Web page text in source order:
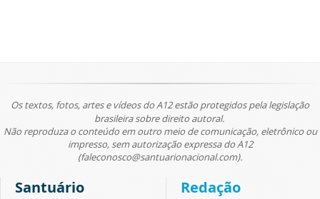
Os textos, fotos, artes e vídeos do A12 estão protegidos pela legislação
brasileira sobre direito autoral.
Não reproduza o conteúdo em outro meio de comunicação, eletrônico ou
impresso, sem autorização expressa do A12
(faleconosco@santuarionacional.com).
Santuário Redação